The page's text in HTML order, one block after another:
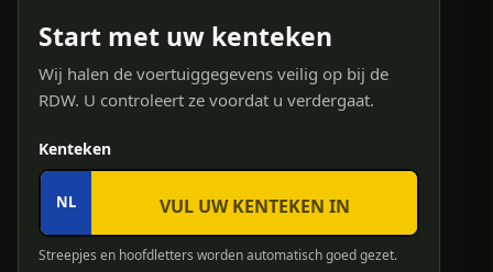
Start met uw kenteken
Wij halen de voertuiggegevens veilig op bij de
RDW. U controleert ze voordat u verdergaat.
Kenteken
NL
Streepjes en hoofdletters worden automatisch goed gezet.